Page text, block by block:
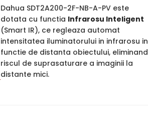
Dahua SDT2A200-2F-NB-A-PV este
dotata cu functia Infrarosu Inteligent
(Smart IR), ce regleaza automat
intensitatea iluminatorului in infrarosu in
functie de distanta obiectului, eliminand
riscul de suprasaturare a imaginii la
distante mici.